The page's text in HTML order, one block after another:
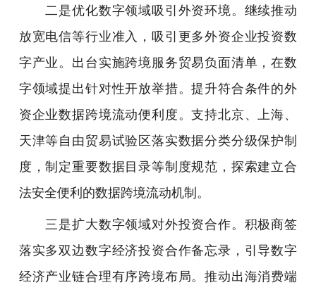
二是优化数字领域吸引外资环境。继续推动
放宽电信等行业准入，吸引更多外资企业投资数
字产业。出台实施跨境服务贸易负面清单，在数
字领域提出针对性开放举措。提升符合条件的外
资企业数据跨境流动便利度。支持北京、上海、
天津等自由贸易试验区落实数据分类分级保护制
度，制定重要数据目录等制度规范，探索建立合
法安全便利的数据跨境流动机制。
三是扩大数字领域对外投资合作。积极商签
落实多双边数字经济投资合作备忘录，引导数字
经济产业链合理有序跨境布局。推动出海消费端